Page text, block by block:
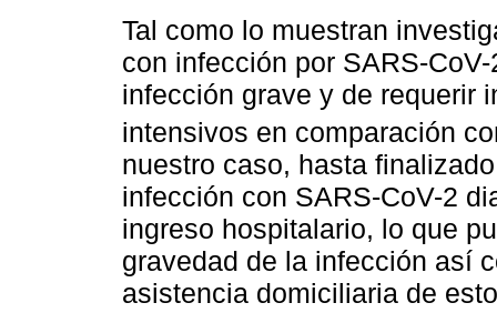
Tal como lo muestran
con infección por SARS-
infección grave y de requerir
intensivos en comparación
nuestro caso, hasta
infección con SARS-CoV-2
ingreso hospitalario, lo que
gravedad de la infección así
asistencia domiciliaria de